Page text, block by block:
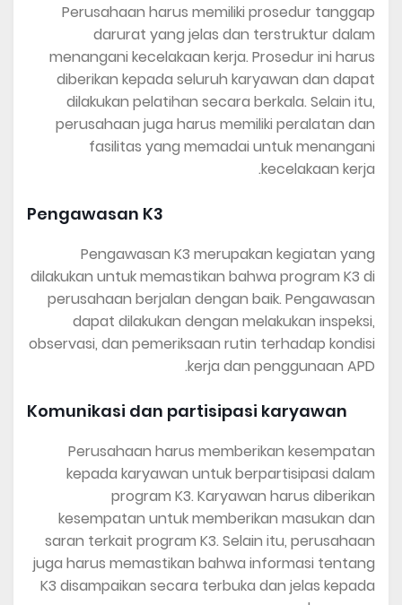
Perusahaan harus memiliki prosedur tanggap
darurat yang jelas dan terstruktur dalam
menangani kecelakaan kerja. Prosedur ini harus
diberikan kepada seluruh karyawan dan dapat
dilakukan pelatihan secara berkala. Selain itu,
perusahaan juga harus memiliki peralatan dan
fasilitas yang memadai untuk menangani
kecelakaan kerja.
Pengawasan K3
Pengawasan K3 merupakan kegiatan yang
dilakukan untuk memastikan bahwa program K3 di
perusahaan berjalan dengan baik. Pengawasan
dapat dilakukan dengan melakukan inspeksi,
observasi, dan pemeriksaan rutin terhadap kondisi
kerja dan penggunaan APD.
Komunikasi dan partisipasi karyawan
Perusahaan harus memberikan kesempatan
kepada karyawan untuk berpartisipasi dalam
program K3. Karyawan harus diberikan
kesempatan untuk memberikan masukan dan
saran terkait program K3. Selain itu, perusahaan
juga harus memastikan bahwa informasi tentang
K3 disampaikan secara terbuka dan jelas kepada